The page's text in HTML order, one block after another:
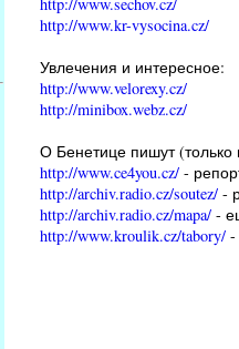
http://www.kr-vysocina.cz/
Увлечения и интересное:
http://www.velorexy.cz/
http://minibox.webz.cz/
О Бенетице пишут (только
http://www.ce4you.cz/ -
http://archiv.radio.cz/soutez/ -
http://archiv.radio.cz/mapa/ -
http://www.kroulik.cz/tabory/ -